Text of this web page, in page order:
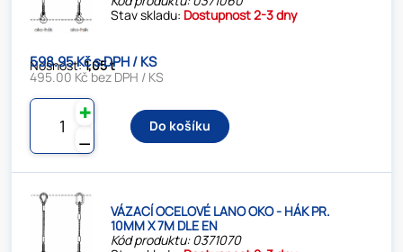
Stav skladu: Dostupnost 2-3 dny
Nosnost:1,05 t
598.95 Kč s DPH / KS
495.00 Kč bez DPH / KS
⚊
✚
Do košíku
VÁZACÍ OCELOVÉ LANO OKO - HÁK PR.
10MM X 7M DLE EN
Kód produktu: 0371070